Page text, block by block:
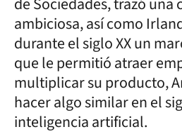
ambiciosa, así como
durante el siglo XX un
que le permitió atraer
multiplicar su producto,
hacer algo similar en el
inteligencia artificial.